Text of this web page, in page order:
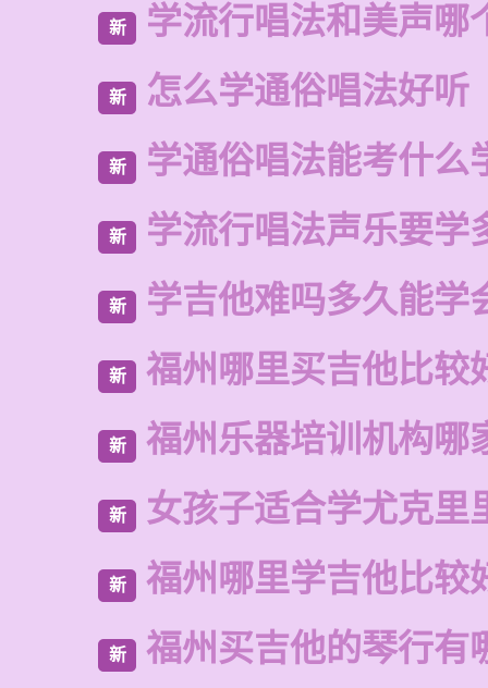
新 学流行唱法和美声哪
新 怎么学通俗唱法好听
新 学通俗唱法能考什么
新 学流行唱法声乐要学
新 学吉他难吗多久能学
新 福州哪里买吉他比较
新 福州乐器培训机构哪
新 女孩子适合学尤克里
新 福州哪里学吉他比较
新 福州买吉他的琴行有